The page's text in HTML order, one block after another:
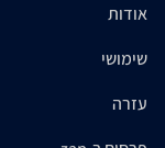
אודות
שימושי
עזרה